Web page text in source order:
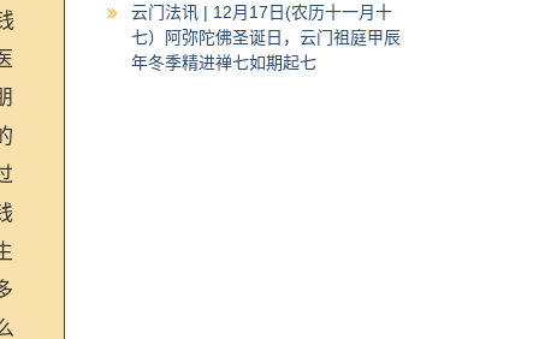
云门法讯 | 12月17日(农历十一月十
七）阿弥陀佛圣诞日，云门祖庭甲辰
年冬季精进禅七如期起七